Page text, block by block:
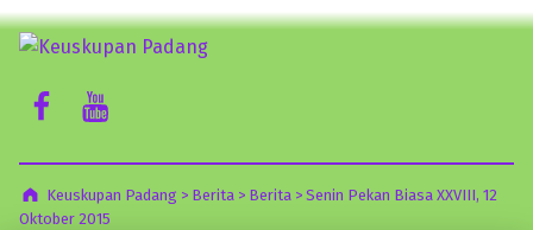
Keuskupan Padang > Berita> Berita> Senin Pekan Biasa XXVIII, 12
Oktober 2015